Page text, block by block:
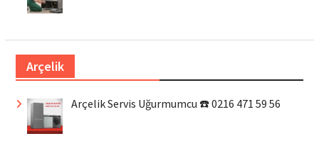
Arçelik
Arçelik Servis Uğurmumcu ☎️ 0216 471 59 56